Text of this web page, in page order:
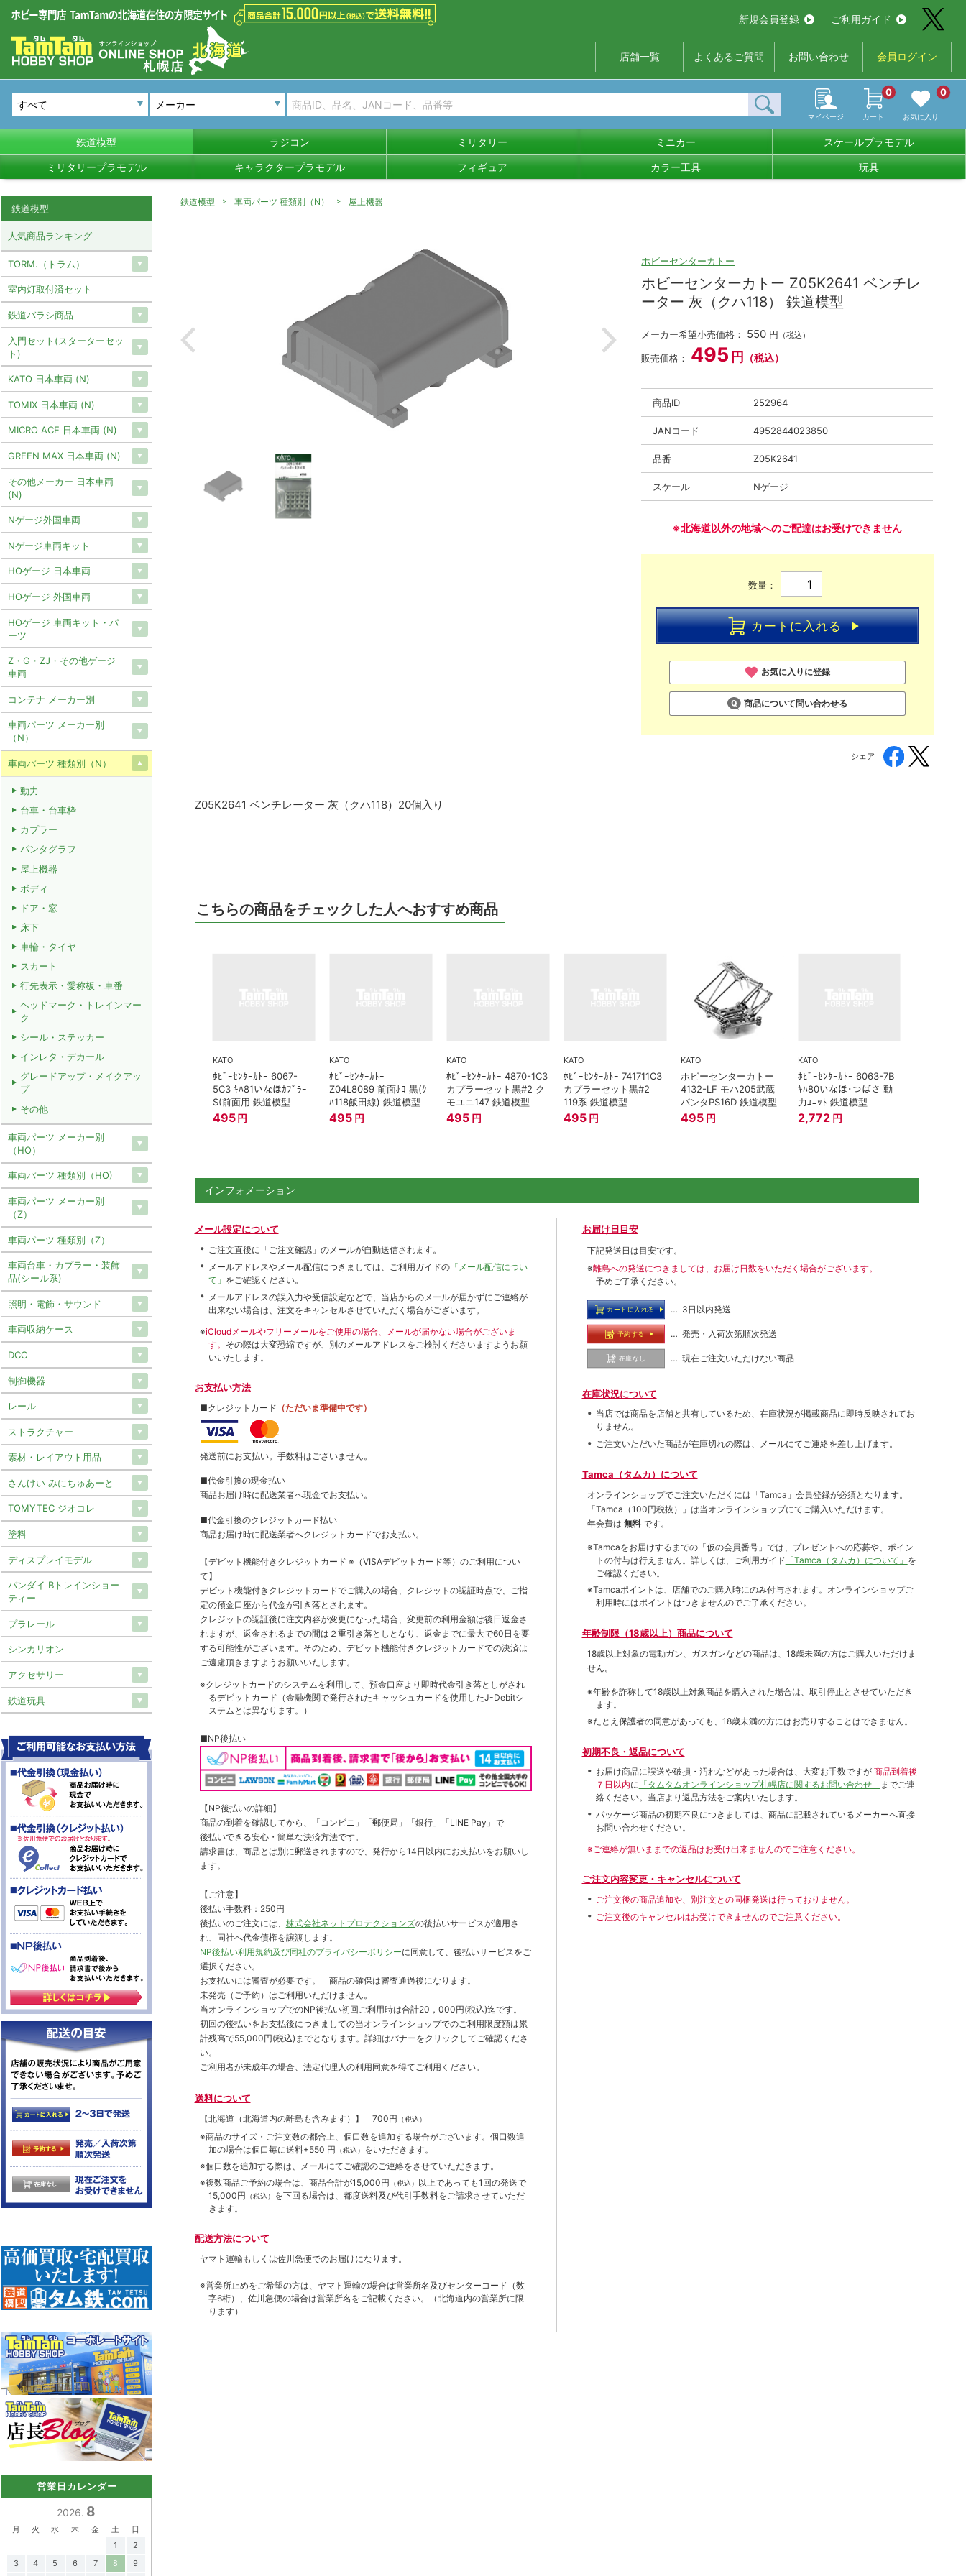
新規会員登録 ご利用ガイド
店舗一覧 よくあるご質問 お問い合わせ 会員ログイン
メーカー
マイページ カート
0
お気に入り
0
鉄道模型 ラジコン ミリタリー ミニカー スケールプラモデル
ミリタリープラモデル キャラクタープラモデル フィギュア カラー工具 玩具
鉄道模型 車両パーツ 種類別（N） 屋上機器
ホビーセンターカトー
ホビーセンターカトー Z05K2641 ベンチレ
ーター 灰（クハ118） 鉄道模型
メーカー希望小売価格： 550 円 （税込）
販売価格： 495 円 （税込）
商品ID 252964
JANコード 4952844023850
品番 Z05K2641
スケール Nゲージ
※北海道以外の地域へのご配達はお受けできません
数量：
カートに入れる
お気に入りに登録
商品について問い合わせる
シェア
Z05K2641 ベンチレーター 灰（クハ118）20個入り
こちらの商品をチェックした人へおすすめ商品
KATO
ﾎﾋﾞｰｾﾝﾀｰｶﾄｰ 6067-
5C3 ｷﾊ81いなほｶﾌﾟﾗｰ
S(前面用 鉄道模型
495 円
KATO
ﾎﾋﾞｰｾﾝﾀｰｶﾄｰ
Z04L8089 前面ﾎﾛ 黒(ｸ
ﾊ118飯田線) 鉄道模型
495 円
KATO
ﾎﾋﾞｰｾﾝﾀｰｶﾄｰ 4870-1C3
カプラーセット黒#2 ク
モユニ147 鉄道模型
495 円
KATO
ﾎﾋﾞｰｾﾝﾀｰｶﾄｰ 741711C3
カプラーセット黒#2
119系 鉄道模型
495 円
KATO
ホビーセンターカトー
4132-LF モハ205武蔵
パンタPS16D 鉄道模型
495 円
KATO
ﾎﾋﾞｰｾﾝﾀｰｶﾄｰ 6063-7B
ｷﾊ80いなほ･つばさ 動
力ﾕﾆｯﾄ 鉄道模型
2,772 円
インフォメーション
メール設定について
ご注文直後に「ご注文確認」のメールが自動送信されます。
メールアドレスやメール配信につきましては、ご利用ガイドの「メール配信につい
て」 をご確認ください。
メールアドレスの誤入力や受信設定などで、当店からのメールが届かずにご連絡が
出来ない場合は、注文をキャンセルさせていただく場合がございます。
※iCloudメールやフリーメールをご使用の場合、メールが届かない場合がございま
す。 その際は大変恐縮ですが、別のメールアドレスをご検討くださいますようお願
いいたします。
お支払い方法
■クレジットカード （ただいま準備中です）
発送前にお支払い。手数料はございません。
■代金引換の現金払い
商品お届け時に配送業者へ現金でお支払い。
■代金引換のクレジットカ―ド払い
商品お届け時に配送業者へクレジットカードでお支払い。
【デビット機能付きクレジットカード ※（VISAデビットカード等） のご利用につい
て】
デビット機能付きクレジットカードでご購入の場合、クレジットの認証時点で、ご指
定の預金口座から代金が引き落とされます。
クレジットの認証後に注文内容が変更になった場合、変更前の利用金額は後日返金さ
れますが、返金されるまでの間は２重引き落としとなり、返金までに最大で60日を要
する可能性がございます。そのため、デビット機能付きクレジットカードでの決済は
ご遠慮頂きますようお願いいたします。
※クレジットカードのシステムを利用して、預金口座より即時代金引き落としがされ
るデビットカード（金融機関で発行されたキャッシュカードを使用したJ-Debitシ
ステムとは異なります。）
■NP後払い
【NP後払いの詳細】
商品の到着を確認してから、「コンビニ」「郵便局」「銀行」「LINE Pay」で
後払いできる安心・簡単な決済方法です。
請求書は、商品とは別に郵送されますので、発行から14日以内にお支払いをお願いし
ます。
【ご注意】
後払い手数料：250円
後払いのご注文には、 株式会社ネットプロテクションズの後払いサービスが適用さ
れ、同社へ代金債権を譲渡します。
NP後払い利用規約及び同社のプライバシーポリシーに同意して、後払いサービスをご
選択ください。
お支払いには審査が必要です。 商品の確保は審査通過後になります。
未発売（ご予約）はご利用いただけません。
当オンラインショップでのNP後払い初回ご利用時は合計20，000円(税込)迄です。
初回の後払いをお支払後につきましての当オンラインショップでのご利用限度額は累
計残高で55,000円(税込)までとなります。詳細はバナーをクリックしてご確認くださ
い。
ご利用者が未成年の場合、法定代理人の利用同意を得てご利用ください。
送料について
【北海道（北海道内の離島も含みます）】 700円 （税込）
※商品のサイズ・ご注文数の都合上、個口数を追加する場合がございます。個口数追
加の場合は個口毎に送料+550 円 （税込） をいただきます。
※個口数を追加する際は、メールにてご確認のご連絡をさせていただきます。
※複数商品ご予約の場合は、商品合計が15,000円 （税込） 以上であっても1回の発送で
15,000円 （税込） を下回る場合は、都度送料及び代引手数料をご請求させていただ
きます。
配送方法について
ヤマト運輸もしくは佐川急便でのお届けになります。
※営業所止めをご希望の方は、ヤマト運輸の場合は営業所名及びセンターコード（数
字6桁）、佐川急便の場合は営業所名をご記載ください。（北海道内の営業所に限
ります）
お届け日目安
下記発送日は目安です。
※離島への発送につきましては、お届け日数をいただく場合がございます。
予めご了承ください。
カートに入れる … 3日以内発送
予約する … 発売・入荷次第順次発送
在庫なし … 現在ご注文いただけない商品
在庫状況について
当店では商品を店舗と共有しているため、在庫状況が掲載商品に即時反映されてお
りません。
ご注文いただいた商品が在庫切れの際は、メールにてご連絡を差し上げます。
Tamca（タムカ）について
オンラインショップでご注⽂いただくには「Tamca」会員登録が必須となります。
「Tamca （100円税抜）
」は当オンラインショップにてご購⼊いただけます。
年会費は 無料 です。
※Tamcaをお届けするまでの「仮の会員番号」では、プレゼントへの応募や、ポイン
トの付与は⾏えません。詳しくは、ご利⽤ガイド 「Tamca（タムカ）について」 を
ご確認ください。
※Tamcaポイントは、店舗でのご購⼊時にのみ付与されます。オンラインショップご
利用時にはポイントはつきませんのでご了承ください。
年齢制限（18歳以上）商品について
18歳以上対象の電動ガン、ガスガンなどの商品は、18歳未満の方はご購入いただけま
せん。
※年齢を詐称して18歳以上対象商品を購入された場合は、取引停止とさせていただき
ます。
※たとえ保護者の同意があっても、18歳未満の方にはお売りすることはできません。
初期不良・返品について
お届け商品に誤送や破損・汚れなどがあった場合は、大変お手数ですが 商品到着後
７日以内に 「タムタムオンラインショップ札幌店に関するお問い合わせ」 までご連
絡ください。当店より返品方法をご案内いたします。
パッケージ商品の初期不良につきましては、商品に記載されているメーカーへ直接
お問い合わせください。
※ご連絡が無いままでの返品はお受け出来ませんのでご注意ください。
ご注文内容変更・キャンセルについて
ご注文後の商品追加や、別注文との同梱発送は行っておりません。
ご注文後のキャンセルはお受けできませんのでご注意ください。
鉄道模型
人気商品ランキング
TORM.（トラム）
室内灯取付済セット
鉄道バラシ商品
入門セット(スターターセッ
ト)
KATO 日本車両 (N)
TOMIX 日本車両 (N)
MICRO ACE 日本車両 (N)
GREEN MAX 日本車両 (N)
その他メーカー 日本車両
(N)
Nゲージ外国車両
Nゲージ車両キット
HOゲージ 日本車両
HOゲージ 外国車両
HOゲージ 車両キット・パ
ーツ
Z・G・ZJ・その他ゲージ
車両
コンテナ メーカー別
車両パーツ メーカー別
（N）
車両パーツ 種類別（N）
動力
台車・台車枠
カプラー
パンタグラフ
屋上機器
ボディ
ドア・窓
床下
車輪・タイヤ
スカート
行先表示・愛称板・車番
ヘッドマーク・トレインマー
ク
シール・ステッカー
インレタ・デカール
グレードアップ・メイクアッ
プ
その他
車両パーツ メーカー別
（HO）
車両パーツ 種類別（HO)
車両パーツ メーカー別
（Z）
車両パーツ 種類別（Z）
車両台車・カプラー・装飾
品(シール系)
照明・電飾・サウンド
車両収納ケース
DCC
制御機器
レール
ストラクチャー
素材・レイアウト用品
さんけい みにちゅあーと
TOMYTEC ジオコレ
塗料
ディスプレイモデル
バンダイ Bトレインショー
ティー
プラレール
シンカリオン
アクセサリー
鉄道玩具
営業日カレンダー
2026. 8
月 火 水 木 金 土
日
1
2
3
4 5 6 7 8
9